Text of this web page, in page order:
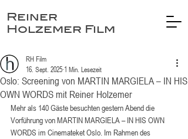
Reiner
Holzemer Film
Oslo: Screening von MARTIN MARGIELA – IN HIS
OWN WORDS mit Reiner Holzemer
RH Film
16. Sept. 2025 1 Min. Lesezeit
Mehr als 140 Gäste besuchten gestern Abend die
Vorführung von MARTIN MARGIELA – IN HIS OWN
WORDS im Cinemateket Oslo. Im Rahmen des